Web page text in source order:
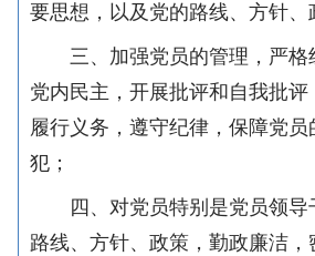
要思想，以及党的路线、方针、
三、加强党员的管理，严格
党内民主，开展批评和自我批评
履行义务，遵守纪律，保障党员
犯；
四、对党员特别是党员领导
路线、方针、政策，勤政廉洁，